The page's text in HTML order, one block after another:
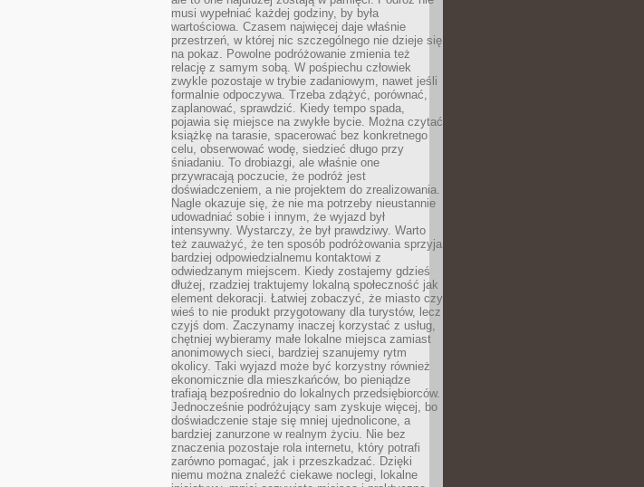
musi wypełniać każdej godziny, by była
wartościowa. Czasem najwięcej daje właśnie
przestrzeń, w której nic szczególnego nie dzieje się
na pokaz. Powolne podróżowanie zmienia też
relację z samym sobą. W pośpiechu człowiek
zwykle pozostaje w trybie zadaniowym, nawet jeśli
formalnie odpoczywa. Trzeba zdążyć, porównać,
zaplanować, sprawdzić. Kiedy tempo spada,
pojawia się miejsce na zwykłe bycie. Można czytać
książkę na tarasie, spacerować bez konkretnego
celu, obserwować wodę, siedzieć długo przy
śniadaniu. To drobiazgi, ale właśnie one
przywracają poczucie, że podróż jest
doświadczeniem, a nie projektem do zrealizowania.
Nagle okazuje się, że nie ma potrzeby nieustannie
udowadniać sobie i innym, że wyjazd był
intensywny. Wystarczy, że był prawdziwy. Warto
też zauważyć, że ten sposób podróżowania sprzyja
bardziej odpowiedzialnemu kontaktowi z
odwiedzanym miejscem. Kiedy zostajemy gdzieś
dłużej, rzadziej traktujemy lokalną społeczność jak
element dekoracji. Łatwiej zobaczyć, że miasto czy
wieś to nie produkt przygotowany dla turystów, lecz
czyjś dom. Zaczynamy inaczej korzystać z usług,
chętniej wybieramy małe lokalne miejsca zamiast
anonimowych sieci, bardziej szanujemy rytm
okolicy. Taki wyjazd może być korzystny również
ekonomicznie dla mieszkańców, bo pieniądze
trafiają bezpośrednio do lokalnych przedsiębiorców.
Jednocześnie podróżujący sam zyskuje więcej, bo
doświadczenie staje się mniej ujednolicone, a
bardziej zanurzone w realnym życiu. Nie bez
znaczenia pozostaje rola internetu, który potrafi
zarówno pomagać, jak i przeszkadzać. Dzięki
niemu można znaleźć ciekawe noclegi, lokalne